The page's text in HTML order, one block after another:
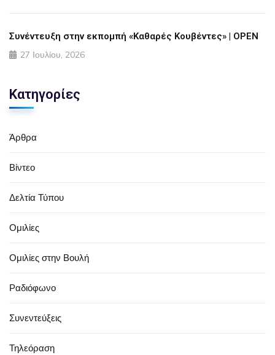
Συνέντευξη στην εκπομπή «Καθαρές Κουβέντες» | OPEN
27 Ιουλίου, 2026
Κατηγορίες
Άρθρα
Βίντεο
Δελτία Τύπου
Ομιλίες
Ομιλίες στην Βουλή
Ραδιόφωνο
Συνεντεύξεις
Τηλεόραση